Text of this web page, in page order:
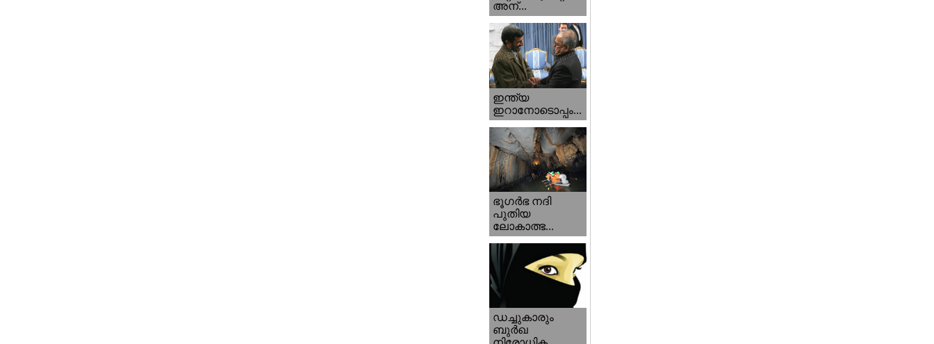
അന്...
ഇന്ത്യ
ഇറാനോടൊപ്പം...
ഭൂഗര്‍ഭ നദി
പുതിയ
ലോകാത്ഭ...
ഡച്ചുകാരും
ബുര്‍ഖ